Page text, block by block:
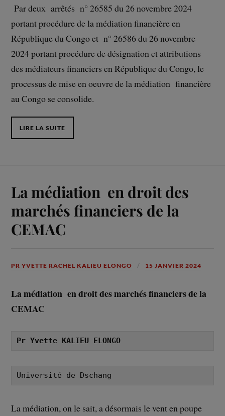
Par deux arrêtés n° 26585 du 26 novembre 2024
portant procédure de la médiation financière en
République du Congo et n° 26586 du 26 novembre
2024 portant procédure de désignation et attributions
des médiateurs financiers en République du Congo, le
processus de mise en oeuvre de la médiation financière
au Congo se consolide.
LIRE LA SUITE
La médiation en droit des
marchés financiers de la
CEMAC
PR YVETTE RACHEL KALIEU ELONGO 15 JANVIER 2024
La médiation en droit des marchés financiers de la
CEMAC
Pr Yvette KALIEU ELONGO
Université de Dschang
La médiation, on le sait, a désormais le vent en poupe